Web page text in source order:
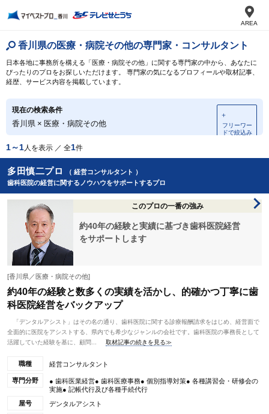
AREA
香川県の医療・病院その他の専門家・コンサルタント
日本各地に事務所を構える「医療・病院その他」に関する専門家の中から、あなたに
ぴったりのプロをお探しいただけます。 専門家の気になるプロフィールや取材記事、
経歴、サービス内容を掲載しています。
現在の検索条件
香川県 × 医療・病院その他
＋
フリーワー
ドで絞込み
1～1人を表示 ／ 全1件
多田慎二プロ
（ 経営コンサルタント ）
歯科医院の経営に関するノウハウをサポートするプロ
このプロの一番の強み
約40年の経験と実績に基づき歯科医院経営
をサポートします
[香川県／医療・病院その他]
約40年の経験と数多くの実績を活かし、的確かつ丁寧に歯
科医院経営をバックアップ
「デンタルアシスト」はその名の通り、歯科医院に関する診療報酬請求をはじめ、経営面で
全面的に医院をアシストする、県内でも希少なジャンルの会社です。歯科医院の事務長として
活躍していた経験を基に、顧問...
取材記事の続きを見る≫
職種 経営コンサルタント
専門分野
● 歯科医業経営● 歯科医療事務● 個別指導対策● 各種講習会・研修会の
実施● 記帳代行及び各種手続代行
屋号
デンタルアシスト